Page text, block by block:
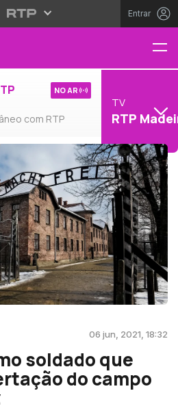
Entrar
com RTP
NO AR
TV
RTP
06 jun, 2021, 18:32
soldado que
do campo